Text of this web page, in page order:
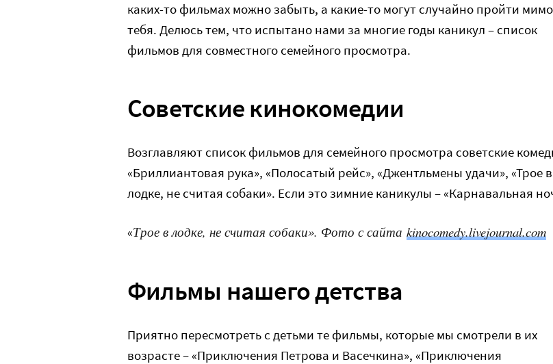
каких-то фильмах можно забыть, а какие-то могут случайно пройти мимо
тебя. Делюсь тем, что испытано нами за многие годы каникул – список
фильмов для совместного семейного просмотра.
Советские кинокомедии
Возглавляют список фильмов для семейного просмотра советские
«Бриллиантовая рука», «Полосатый рейс», «Джентльмены удачи», «Трое в
лодке, не считая собаки». Если это зимние каникулы – «Карнавальная
«Трое в лодке, не считая собаки». Фото с сайта kinocomedy.livejournal.com
Фильмы нашего детства
Приятно пересмотреть с детьми те фильмы, которые мы смотрели в их
возрасте – «Приключения Петрова и Васечкина», «Приключения